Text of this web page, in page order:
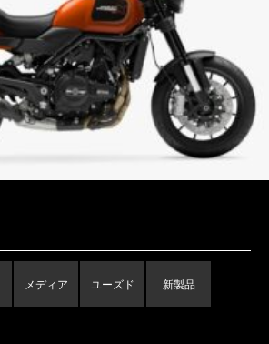
メディア ユーズド 新製品